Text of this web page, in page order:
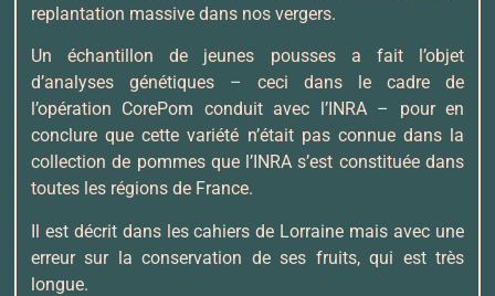
replantation massive dans nos vergers.
Un échantillon de jeunes pousses a fait l’objet
d’analyses génétiques – ceci dans le cadre de
l’opération CorePom conduit avec l’INRA – pour en
conclure que cette variété n’était pas connue dans la
collection de pommes que l’INRA s’est constituée dans
toutes les régions de France.
Il est décrit dans les cahiers de Lorraine mais avec une
erreur sur la conservation de ses fruits, qui est très
longue.